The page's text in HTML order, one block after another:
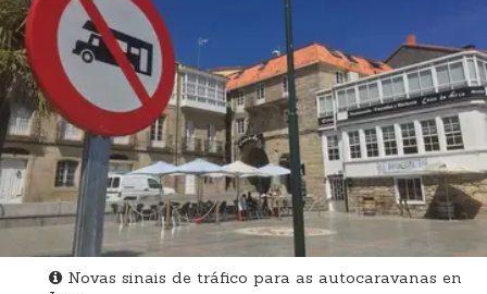
Novas sinais de tráfico para as autocaravanas en